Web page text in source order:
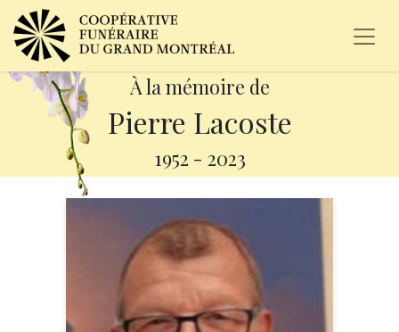
À la mémoire de
Pierre Lacoste
1952 - 2023